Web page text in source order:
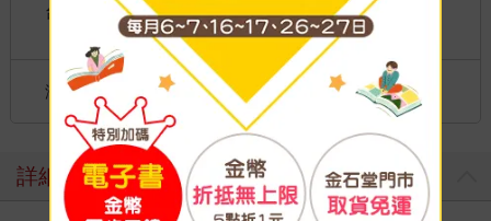
台灣
到店取貨：
不限金額免運費
海外
國際快遞：全球
港澳店取：
詳細資料